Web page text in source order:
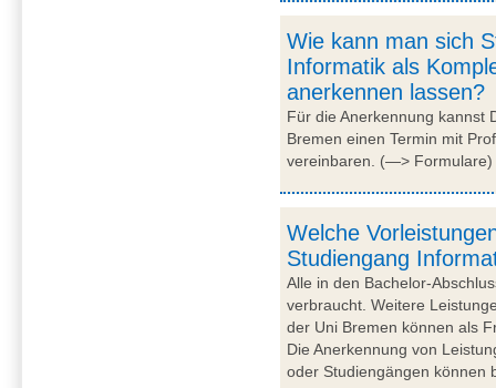
Wie kann man sich
Informatik als
anerkennen lassen?
Für die Anerkennung kannst
Bremen einen Termin mit
vereinbaren. (—> Formulare)
Welche
Studiengang
Alle in den Bachelor-
verbraucht. Weitere
der Uni Bremen können als
Die Anerkennung von
oder Studiengängen